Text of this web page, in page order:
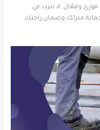
وفعّال. لا تتردد في
منزلك وضمان راحتك.